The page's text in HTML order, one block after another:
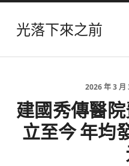
光落下來之前
2026 年 3 月
建國秀傳醫
立至今 年均